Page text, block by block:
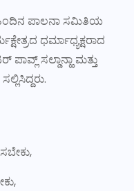
ಪಾಲನಾ ಸಮಿತಿಯ
ಧರ್ಮಾಧ್ಯಕ್ಷರಾದ
ಸಲ್ಡಾನ್ಹಾ ಮತ್ತು